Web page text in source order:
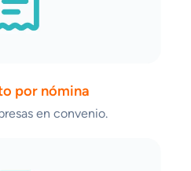
por nómina
en convenio.